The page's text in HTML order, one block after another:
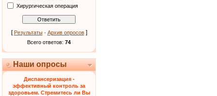
Хирургическая операция
[ Результаты· Архив опросов]
Всего ответов: 74
Наши опросы
Диспансеризация -
эффективный контроль за
здоровьем. Стремитесь ли Вы